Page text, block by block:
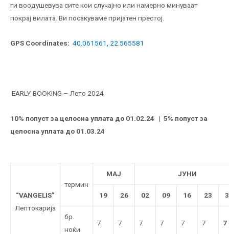
ги воодушевува сите кои случајно или намерно минуваат
покрај вилата. Ви посакуваме пријатен престој.
GPS Coordinates: 40.061561, 22.565581
EARLY BOOKING – Лето 2024
10% попуст за целосна уплата до 01.02.24 | 5% попуст за
целосна уплата до 01.03.24
“VANGELIS”
Лептокарија
термин
МАЈ ЈУНИ
19 26 02 09 16 23
бр.
ноќи
7 7 7 7 7 7 7